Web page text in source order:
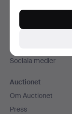
Sociala medier
Auctionet
Om Auctionet
Press